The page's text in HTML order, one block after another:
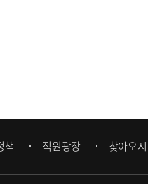
책 직원광장 찾아오